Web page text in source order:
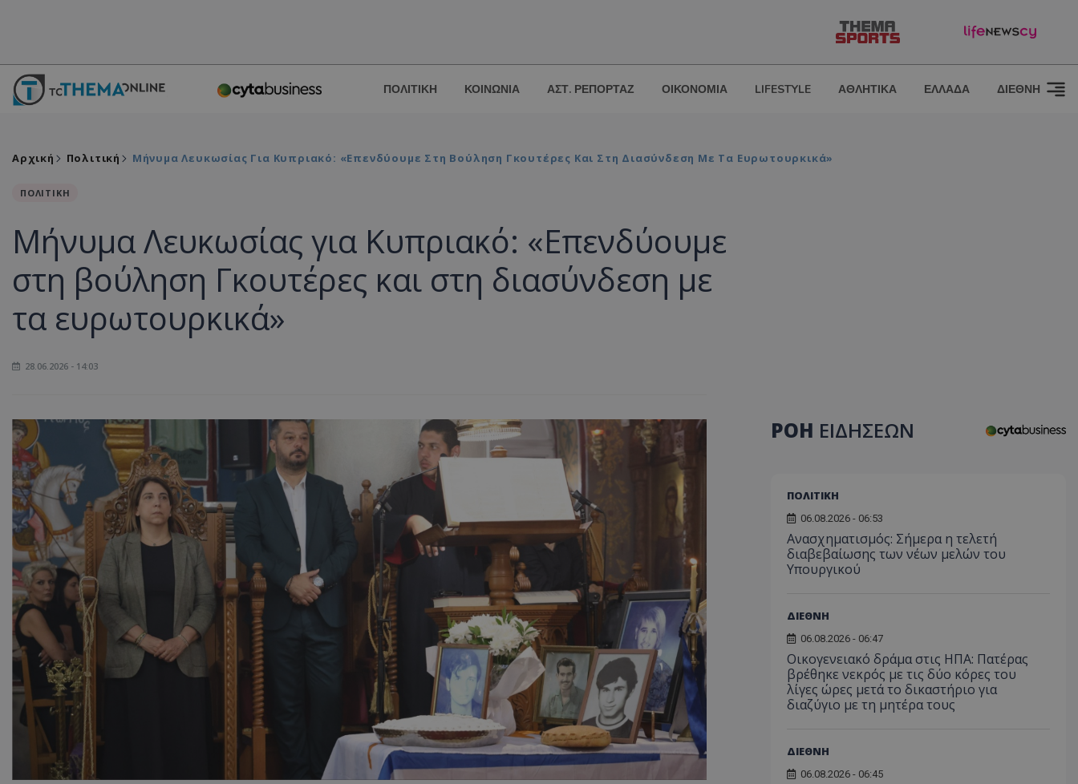
ΠΟΛΙΤΙΚΗ ΚΟΙΝΩΝΙΑ ΑΣΤ. ΡΕΠΟΡΤΑΖ ΟΙΚΟΝΟΜΙΑ LIFESTYLE ΑΘΛΗΤΙΚΑ ΕΛΛΑΔΑ ΔΙΕΘΝΗ
Αρχική Πολιτική Μήνυμα Λευκωσίας Για Κυπριακό: «Επενδύουμε Στη Βούληση Γκουτέρες Και Στη Διασύνδεση Με Τα Ευρωτουρκικά»
ΠΟΛΙΤΙΚΗ
Μήνυμα Λευκωσίας για Κυπριακό: «Επενδύουμε
στη βούληση Γκουτέρες και στη διασύνδεση με
τα ευρωτουρκικά»
28.06.2026 - 14:03
ΡΟΗ ΕΙΔΗΣΕΩΝ
ΠΟΛΙΤΙΚΗ
06.08.2026 - 06:53
Ανασχηματισμός: Σήμερα η τελετή
διαβεβαίωσης των νέων μελών του
Υπουργικού
ΔΙΕΘΝΗ
06.08.2026 - 06:47
Οικογενειακό δράμα στις ΗΠΑ: Πατέρας
βρέθηκε νεκρός με τις δύο κόρες του
λίγες ώρες μετά το δικαστήριο για
διαζύγιο με τη μητέρα τους
ΔΙΕΘΝΗ
06.08.2026 - 06:45